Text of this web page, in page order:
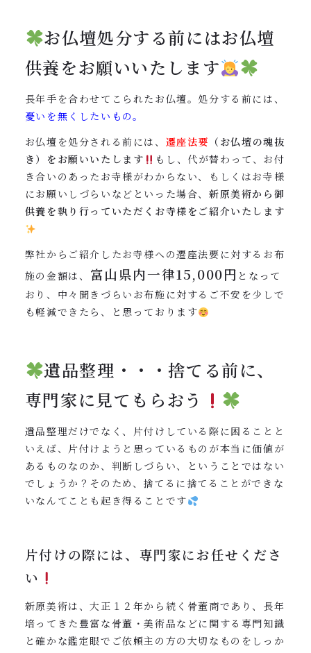
お仏壇処分する前にはお仏壇
供養をお願いいたします
長年手を合わせてこられたお仏壇。処分する前には、
憂いを無くしたいもの。
お仏壇を処分される前には、 遷座法要 （お仏壇の魂抜
き）をお願いいたします
もし、代が替わって、お付
き合いのあったお寺様がわからない、もしくはお寺様
にお願いしづらいなどといった場合、新原美術から御
供養を執り行っていただくお寺様をご紹介いたします
弊社からご紹介したお寺様への遷座法要に対するお布
施の金額は、 富山県内一律15,000円 となって
おり、中々聞きづらいお布施に対するご不安を少しで
も軽減できたら、と思っております
遺品整理・・・捨てる前に、
専門家に見てもらおう
遺品整理だけでなく、片付けしている際に困ることと
いえば、片付けようと思っているものが本当に価値が
あるものなのか、判断しづらい、ということではない
でしょうか？そのため、捨てるに捨てることができな
いなんてことも起き得ることです
片付けの際には、専門家にお任せくださ
い
新原美術は、大正１２年から続く骨董商であり、長年
培ってきた豊富な骨董・美術品などに関する専門知識
と確かな鑑定眼でご依頼主の方の大切なものをしっか